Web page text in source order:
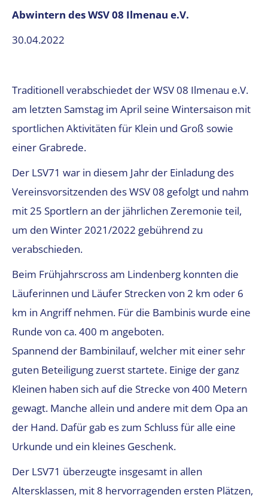
Abwintern des WSV 08 Ilmenau e.V.
30.04.2022
Traditionell verabschiedet der WSV 08 Ilmenau e.V.
am letzten Samstag im April seine Wintersaison mit
sportlichen Aktivitäten für Klein und Groß sowie
einer Grabrede.
Der LSV71 war in diesem Jahr der Einladung des
Vereinsvorsitzenden des WSV 08 gefolgt und nahm
mit 25 Sportlern an der jährlichen Zeremonie teil,
um den Winter 2021/2022 gebührend zu
verabschieden.
Beim Frühjahrscross am Lindenberg konnten die
Läuferinnen und Läufer Strecken von 2 km oder 6
km in Angriff nehmen. Für die Bambinis wurde eine
Runde von ca. 400 m angeboten.
Spannend der Bambinilauf, welcher mit einer sehr
guten Beteiligung zuerst startete. Einige der ganz
Kleinen haben sich auf die Strecke von 400 Metern
gewagt. Manche allein und andere mit dem Opa an
der Hand. Dafür gab es zum Schluss für alle eine
Urkunde und ein kleines Geschenk.
Der LSV71 überzeugte insgesamt in allen
Altersklassen, mit 8 hervorragenden ersten Plätzen,